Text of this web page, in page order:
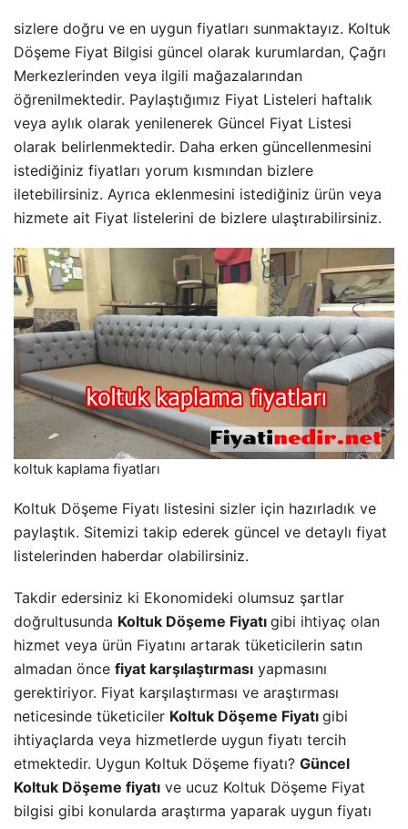
sizlere doğru ve en uygun fiyatları sunmaktayız. Koltuk
Döşeme Fiyat Bilgisi güncel olarak kurumlardan, Çağrı
Merkezlerinden veya ilgili mağazalarından
öğrenilmektedir. Paylaştığımız Fiyat Listeleri haftalık
veya aylık olarak yenilenerek Güncel Fiyat Listesi
olarak belirlenmektedir. Daha erken güncellenmesini
istediğiniz fiyatları yorum kısmından bizlere
iletebilirsiniz. Ayrıca eklenmesini istediğiniz ürün veya
hizmete ait Fiyat listelerini de bizlere ulaştırabilirsiniz.
koltuk kaplama fiyatları
Koltuk Döşeme Fiyatı listesini sizler için hazırladık ve
paylaştık. Sitemizi takip ederek güncel ve detaylı fiyat
listelerinden haberdar olabilirsiniz.
Takdir edersiniz ki Ekonomideki olumsuz şartlar
doğrultusunda Koltuk Döşeme Fiyatı gibi ihtiyaç olan
hizmet veya ürün Fiyatını artarak tüketicilerin satın
almadan önce fiyat karşılaştırması yapmasını
gerektiriyor. Fiyat karşılaştırması ve araştırması
neticesinde tüketiciler Koltuk Döşeme Fiyatı gibi
ihtiyaçlarda veya hizmetlerde uygun fiyatı tercih
etmektedir. Uygun Koltuk Döşeme fiyatı? Güncel
Koltuk Döşeme fiyatı ve ucuz Koltuk Döşeme Fiyat
bilgisi gibi konularda araştırma yaparak uygun fiyatı